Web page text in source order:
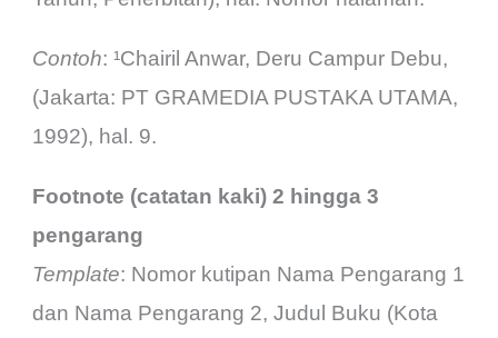
Contoh: ¹Chairil Anwar, Deru Campur Debu,
(Jakarta: PT GRAMEDIA PUSTAKA UTAMA,
1992), hal. 9.
Footnote (catatan kaki) 2 hingga 3
pengarang
Template: Nomor kutipan Nama Pengarang 1
dan Nama Pengarang 2, Judul Buku (Kota